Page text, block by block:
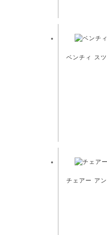
ベンチィ ス
チェアー ア